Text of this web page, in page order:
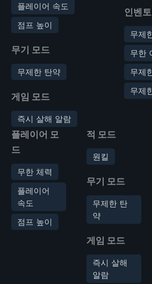
플레이어 속도
점프 높이
무기 모드
무제한 탄약
게임 모드
즉시 살해 알람
인벤
무제
무한
무제
무제
플레이어 모
드
무한 체력
플레이어
속도
점프 높이
적 모드
원킬
무기 모드
무제한 탄
약
게임 모드
즉시 살해
알람